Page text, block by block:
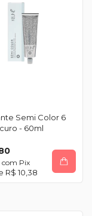
Semi Color 6
- 60ml
com Pix
R$ 10,38